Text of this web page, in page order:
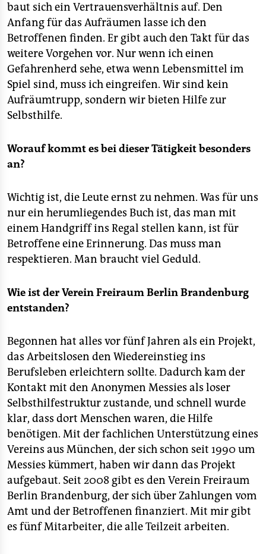
baut sich ein Vertrauensverhältnis auf. Den
Anfang für das Aufräumen lasse ich den
Betroffenen finden. Er gibt auch den Takt für das
weitere Vorgehen vor. Nur wenn ich einen
Gefahrenherd sehe, etwa wenn Lebensmittel im
Spiel sind, muss ich eingreifen. Wir sind kein
Aufräumtrupp, sondern wir bieten Hilfe zur
Selbsthilfe.
Worauf kommt es bei dieser Tätigkeit besonders
an?
Wichtig ist, die Leute ernst zu nehmen. Was für uns
nur ein herumliegendes Buch ist, das man mit
einem Handgriff ins Regal stellen kann, ist für
Betroffene eine Erinnerung. Das muss man
respektieren. Man braucht viel Geduld.
Wie ist der Verein Freiraum Berlin Brandenburg
entstanden?
Begonnen hat alles vor fünf Jahren als ein Projekt,
das Arbeitslosen den Wiedereinstieg ins
Berufsleben erleichtern sollte. Dadurch kam der
Kontakt mit den Anonymen Messies als loser
Selbsthilfestruktur zustande, und schnell wurde
klar, dass dort Menschen waren, die Hilfe
benötigen. Mit der fachlichen Unterstützung eines
Vereins aus München, der sich schon seit 1990 um
Messies kümmert, haben wir dann das Projekt
aufgebaut. Seit 2008 gibt es den Verein Freiraum
Berlin Brandenburg, der sich über Zahlungen vom
Amt und der Betroffenen finanziert. Mit mir gibt
es fünf Mitarbeiter, die alle Teilzeit arbeiten.